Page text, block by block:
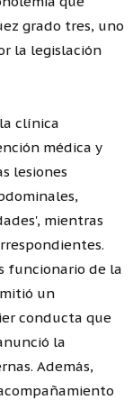
grado tres, uno
la legislación
clínica
médica y
lesiones
mientras
funcionario de la
un
conducta que
la
Además,